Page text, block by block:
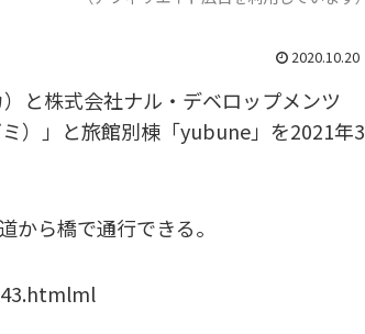
2020.10.20
と株式会社ナル・デベロップメンツ
）」と旅館別棟「yubune」を2021年3
ら橋で通行できる。